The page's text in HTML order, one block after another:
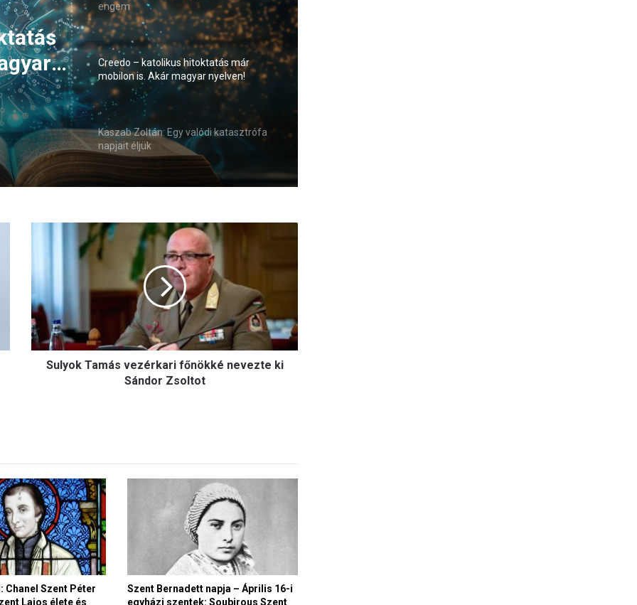
engem
Creedo – katolikus hitoktatás már
mobilon is. Akár magyar nyelven!
Kaszab Zoltán: Egy valódi katasztrófa
napjait éljük
y
k
T
a
m
a
r
f
ő
n
ö
k
Sulyok Tamás vezérkari főnökké nevezte ki
Sándor Zsoltot
Chanel Szent Péter
Lajos élete és
Szent Bernadett napja – Április 16-i
egyházi szentek: Soubirous Szent